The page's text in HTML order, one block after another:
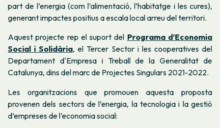
part de l’energia (com l’alimentació, l’habitatge i les cures),
generant impactes positius a escala local arreu del territori.
Aquest projecte rep el suport del Programa d’Economia
Social i Solidària, el Tercer Sector i les cooperatives del
Departament d'Empresa i Treball de la Generalitat de
Catalunya, dins del marc de Projectes Singulars 2021-2022.
Les organitzacions que promouen aquesta proposta
provenen dels sectors de l’energia, la tecnologia i la gestió
d’empreses de l’economia social: